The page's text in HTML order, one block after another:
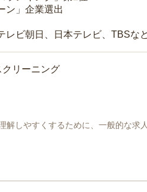
ン」企業選出
レビ朝日、日本テレビ、TBSな
リーニング
しやすくするために、一般的な求